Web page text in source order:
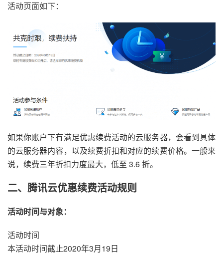
活动页面如下：
如果你账户下有满足优惠续费活动的云服务器，会看到具体
的云服务器内容，以及续费折扣和对应的续费价格。一般来
说，续费三年折扣力度最大，低至 3.6 折。
二、腾讯云优惠续费活动规则
活动时间与对象：
活动时间
本活动时间截止2020年3月19日